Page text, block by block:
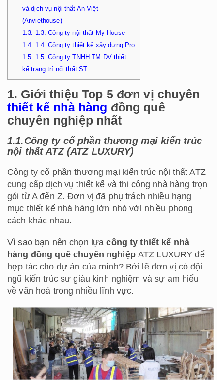
và dịch vụ nội thất An Việt
(Anviethouse)
1.3.
1.3. Công ty nội thất My House
1.4.
1.4. Công ty thiết kế xây dựng Pro
1.5.
1.5. Công ty TNHH TM DV thiết
kế trang trí nội thất ST
1. Giới thiệu Top 5 đơn vị chuyên
thiết kế nhà hàng đồng quê
chuyên nghiệp nhất
1.1.Công ty cổ phần thương mại kiến trúc
nội thất ATZ (ATZ LUXURY)
Công ty cổ phần thương mại kiến trúc nội thất ATZ
cung cấp dịch vụ thiết kế và thi công nhà hàng trọn
gói từ A đến Z. Đơn vị đã phụ trách nhiều hạng
mục thiết kế nhà hàng lớn nhỏ với nhiều phong
cách khác nhau.
Vì sao bạn nên chọn lựacông ty thiết kế nhà
hàng đồng quê chuyên nghiệp ATZ LUXURY để
hợp tác cho dự án của mình? Bởi lẽ đơn vị có đội
ngũ kiến trúc sư giàu kinh nghiệm và sự am hiểu
về văn hoá trong nhiều lĩnh vực.